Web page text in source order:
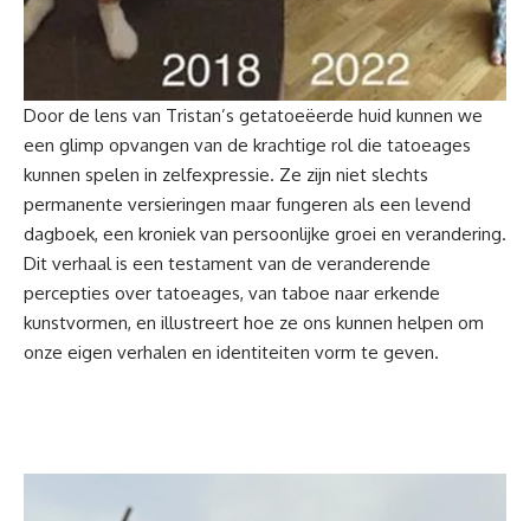
Door de lens van Tristan’s getatoeëerde huid kunnen we
een glimp opvangen van de krachtige rol die tatoeages
kunnen spelen in zelfexpressie. Ze zijn niet slechts
permanente versieringen maar fungeren als een levend
dagboek, een kroniek van persoonlijke groei en verandering.
Dit verhaal is een testament van de veranderende
percepties over tatoeages, van taboe naar erkende
kunstvormen, en illustreert hoe ze ons kunnen helpen om
onze eigen verhalen en identiteiten vorm te geven.